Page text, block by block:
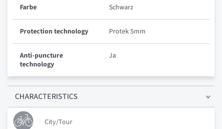
Farbe Schwarz
Protection technology Protek 5mm
Anti-puncture
technology
Ja
CHARACTERISTICS
City/Tour